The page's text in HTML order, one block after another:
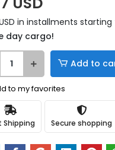
in installments starting
day cargo!
Add to
to my favorites
Shipping Secure shopping